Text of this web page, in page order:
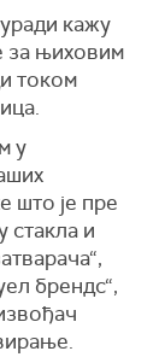
кажу
за њиховим
током
у
што је пре
стакла и
брендс“,